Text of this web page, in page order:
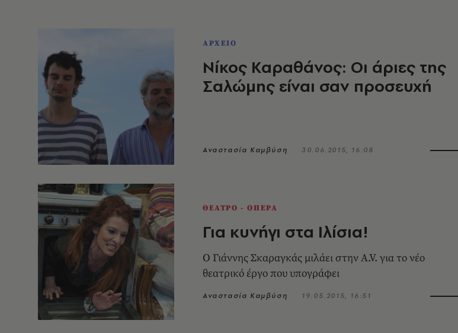
ΑΡΧΕΙΟ
Νίκος Καραθάνος: Οι άριες της
Σαλώμης είναι σαν προσευχή
Αναστασία Καμβύση 30.06.2015, 16:08
ΘΕΑΤΡΟ - ΟΠΕΡΑ
Για κυνήγι στα Ιλίσια!
Ο Γιάννης Σκαραγκάς μιλάει στην A.V. για το νέο
θεατρικό έργο που υπογράφει
Αναστασία Καμβύση 19.05.2015, 16:51